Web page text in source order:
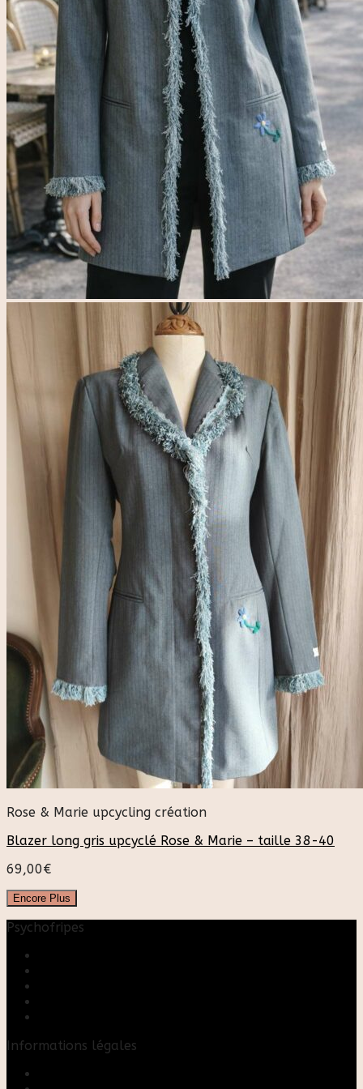
Rose & Marie upcycling création
Blazer long gris upcyclé Rose & Marie – taille 38-40
69,00€
Encore Plus
Psychofripes
Informations légales